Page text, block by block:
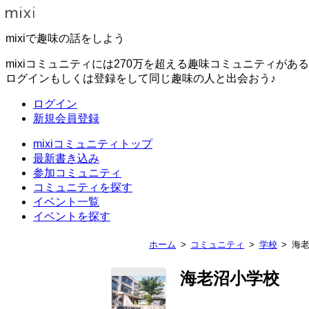
mixiで趣味の話をしよう
mixiコミュニティには270万を超える趣味コミュニティがある
ログインもしくは登録をして同じ趣味の人と出会おう♪
ログイン
新規会員登録
mixiコミュニティトップ
最新書き込み
参加コミュニティ
コミュニティを探す
イベント一覧
イベントを探す
ホーム コミュニティ 学校 海
海老沼小学校